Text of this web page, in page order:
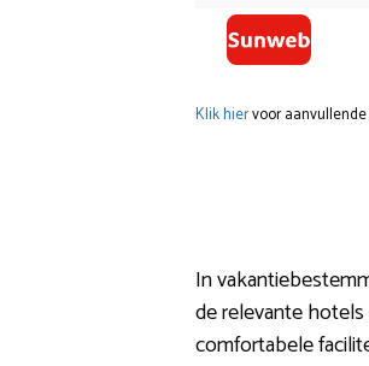
Klik hiervoor
In
de relevante
comfortabele